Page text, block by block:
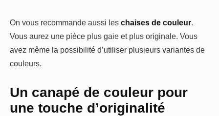
On vous recommande aussi les chaises de couleur.
Vous aurez une pièce plus gaie et plus originale. Vous
avez même la possibilité d’utiliser plusieurs variantes de
couleurs.
Un canapé de couleur pour
une touche d’originalité